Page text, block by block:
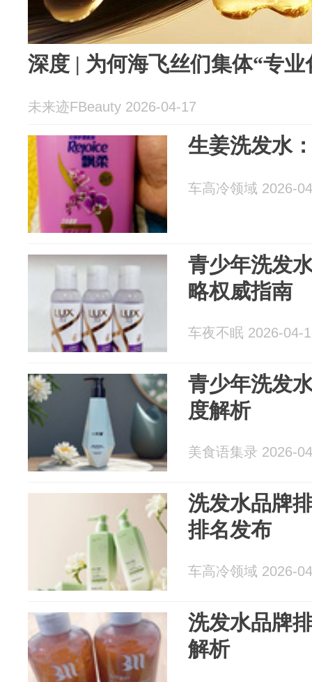
深度 | 为何海飞丝们集体“专业
未来迹FBeauty 2026-04-17
生姜洗发水
车高冷领域 2026-
青少年洗发
略权威指南
车夜不眠 2026-04-
青少年洗发
度解析
美食语集录 2026-
洗发水品牌
排名发布
车高冷领域 2026-
洗发水品牌
解析